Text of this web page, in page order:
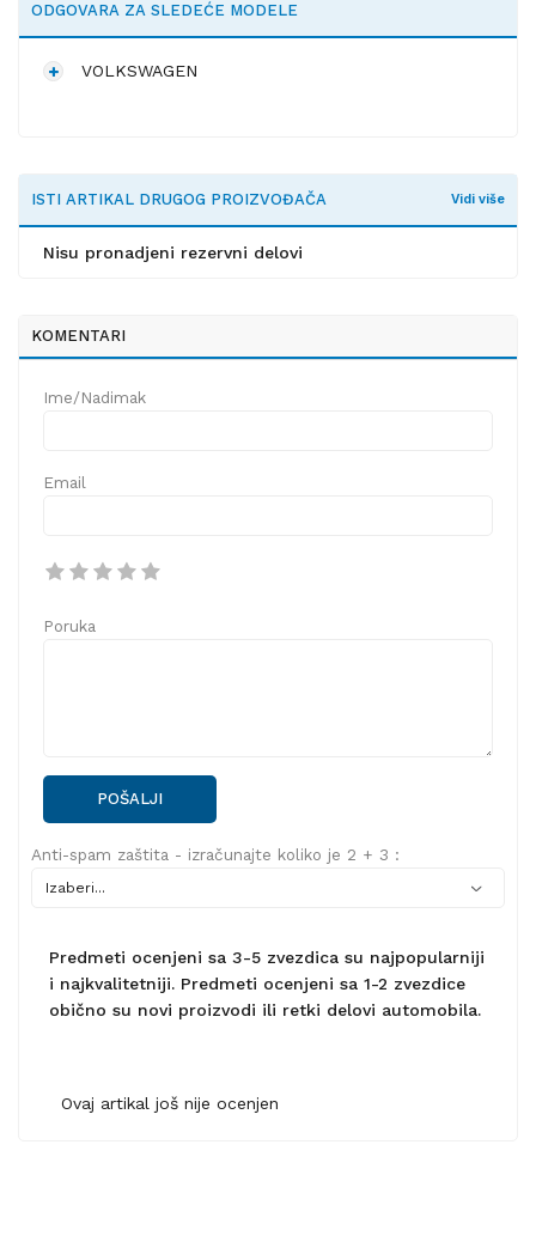
ODGOVARA ZA SLEDEĆE MODELE
VOLKSWAGEN
ISTI ARTIKAL DRUGOG PROIZVOĐAČA Vidi više
Nisu pronadjeni rezervni delovi
KOMENTARI
Ime/Nadimak
Email
Poruka
POŠALJI
Anti-spam zaštita - izračunajte koliko je 2 + 3 :
Predmeti ocenjeni sa 3-5 zvezdica su najpopularniji
i najkvalitetniji. Predmeti ocenjeni sa 1-2 zvezdice
obično su novi proizvodi ili retki delovi automobila.
Ovaj artikal još nije ocenjen